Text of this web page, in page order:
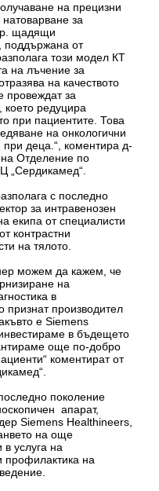
на прецизни
за
щадящи
поддържана от
този модел КТ
на лъчение за
на качеството
провеждат за
което редуцира
при пациентите. Това
на онкологични
деца.“, коментира д-
Отделение по
„Сердикамед“.
с последно
за интравенозен
екипа от специалисти
контрастни
на тялото.
можем да кажем, че
на
в
признат производител
е Siemens
в бъдещето
още по-добро
коментират от
поколение
апарат,
Siemens Healthineers,
на още
в услуга на
профилактика на